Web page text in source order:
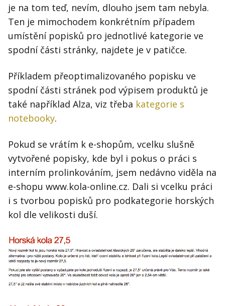
je na tom teď, nevím, dlouho jsem tam nebyla.
Ten je mimochodem konkrétním případem
umístění popisků pro jednotlivé kategorie ve
spodní části stránky, najdete je v patičce.
Příkladem přeoptimalizovaného popisku ve
spodní části stránek pod výpisem produktů je
také například Alza, viz třeba kategorie s
notebooky.
Pokud se vrátím k e-shopům, vcelku slušně
vytvořené popisky, kde byl i pokus o práci s
interním prolinkováním, jsem nedávno viděla na
e-shopu www.kola-online.cz. Dali si vcelku práci
i s tvorbou popisků pro podkategorie horských
kol dle velikosti duší.